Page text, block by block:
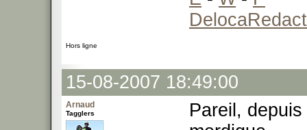
Hors ligne
15-08-2007 18:49:00
Arnaud
Tagglers
Pareil,